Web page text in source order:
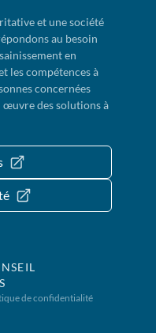
et une société
au besoin
en
les compétences à
concernées
œuvre des solutions à
de confidentialité